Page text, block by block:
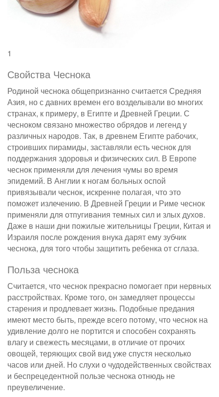
1
Свойства Чеснока
Родиной чеснока общепризнанно считается Средняя
Азия, но с давних времен его возделывали во многих
странах, к примеру, в Египте и Древней Греции. С
чесноком связано множество обрядов и легенд у
различных народов. Так, в древнем Египте рабочих,
строивших пирамиды, заставляли есть чеснок для
поддержания здоровья и физических сил. В Европе
чеснок применяли для лечения чумы во время
эпидемий. В Англии к ногам больных оспой
привязывали чеснок, искренне полагая, что это
поможет излечению. В Древней Греции и Риме чеснок
применяли для отпугивания темных сил и злых духов.
Даже в наши дни пожилые жительницы Греции, Китая и
Израиля после рождения внука дарят ему зубчик
чеснока, для того чтобы защитить ребенка от сглаза.
Польза чеснока
Считается, что чеснок прекрасно помогает при нервных
расстройствах. Кроме того, он замедляет процессы
старения и продлевает жизнь. Подобные предания
имеют место быть, прежде всего потому, что чеснок на
удивление долго не портится и способен сохранять
влагу и свежесть месяцами, в отличие от прочих
овощей, теряющих свой вид уже спустя несколько
часов или дней. Но слухи о чудодейственных свойствах
и беспрецедентной пользе чеснока отнюдь не
преувеличение.